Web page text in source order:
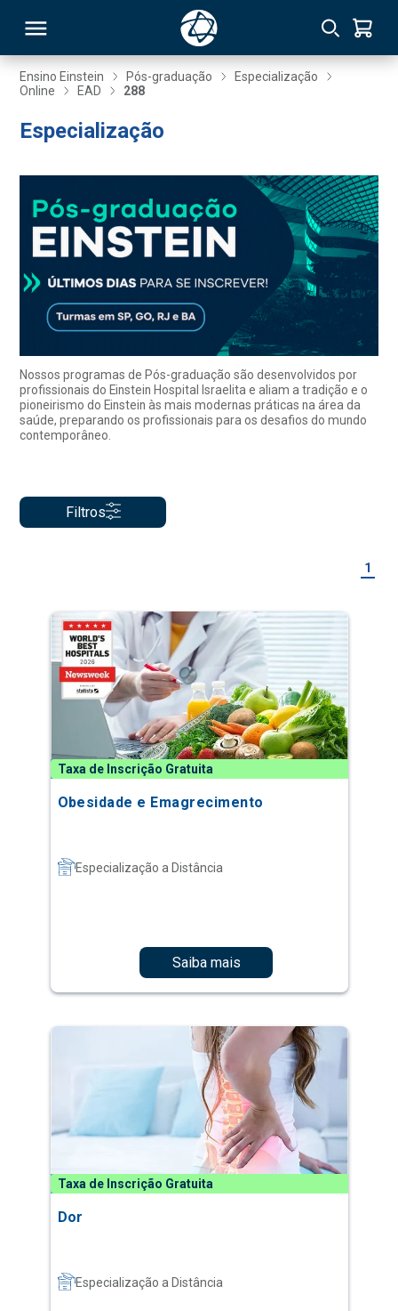
Ensino Einstein Pós-graduação
Especialização
Online
EAD 288
Especialização
Nossos programas de Pós-graduação são desenvolvidos por
profissionais do Einstein Hospital Israelita e aliam a tradição e o
pioneirismo do Einstein às mais modernas práticas na área da
saúde, preparando os profissionais para os desafios do mundo
contemporâneo.
Filtros
1
Taxa de Inscrição Gratuita
Obesidade e Emagrecimento
Especialização a Distância
Saiba mais
Taxa de Inscrição Gratuita
Dor
Especialização a Distância